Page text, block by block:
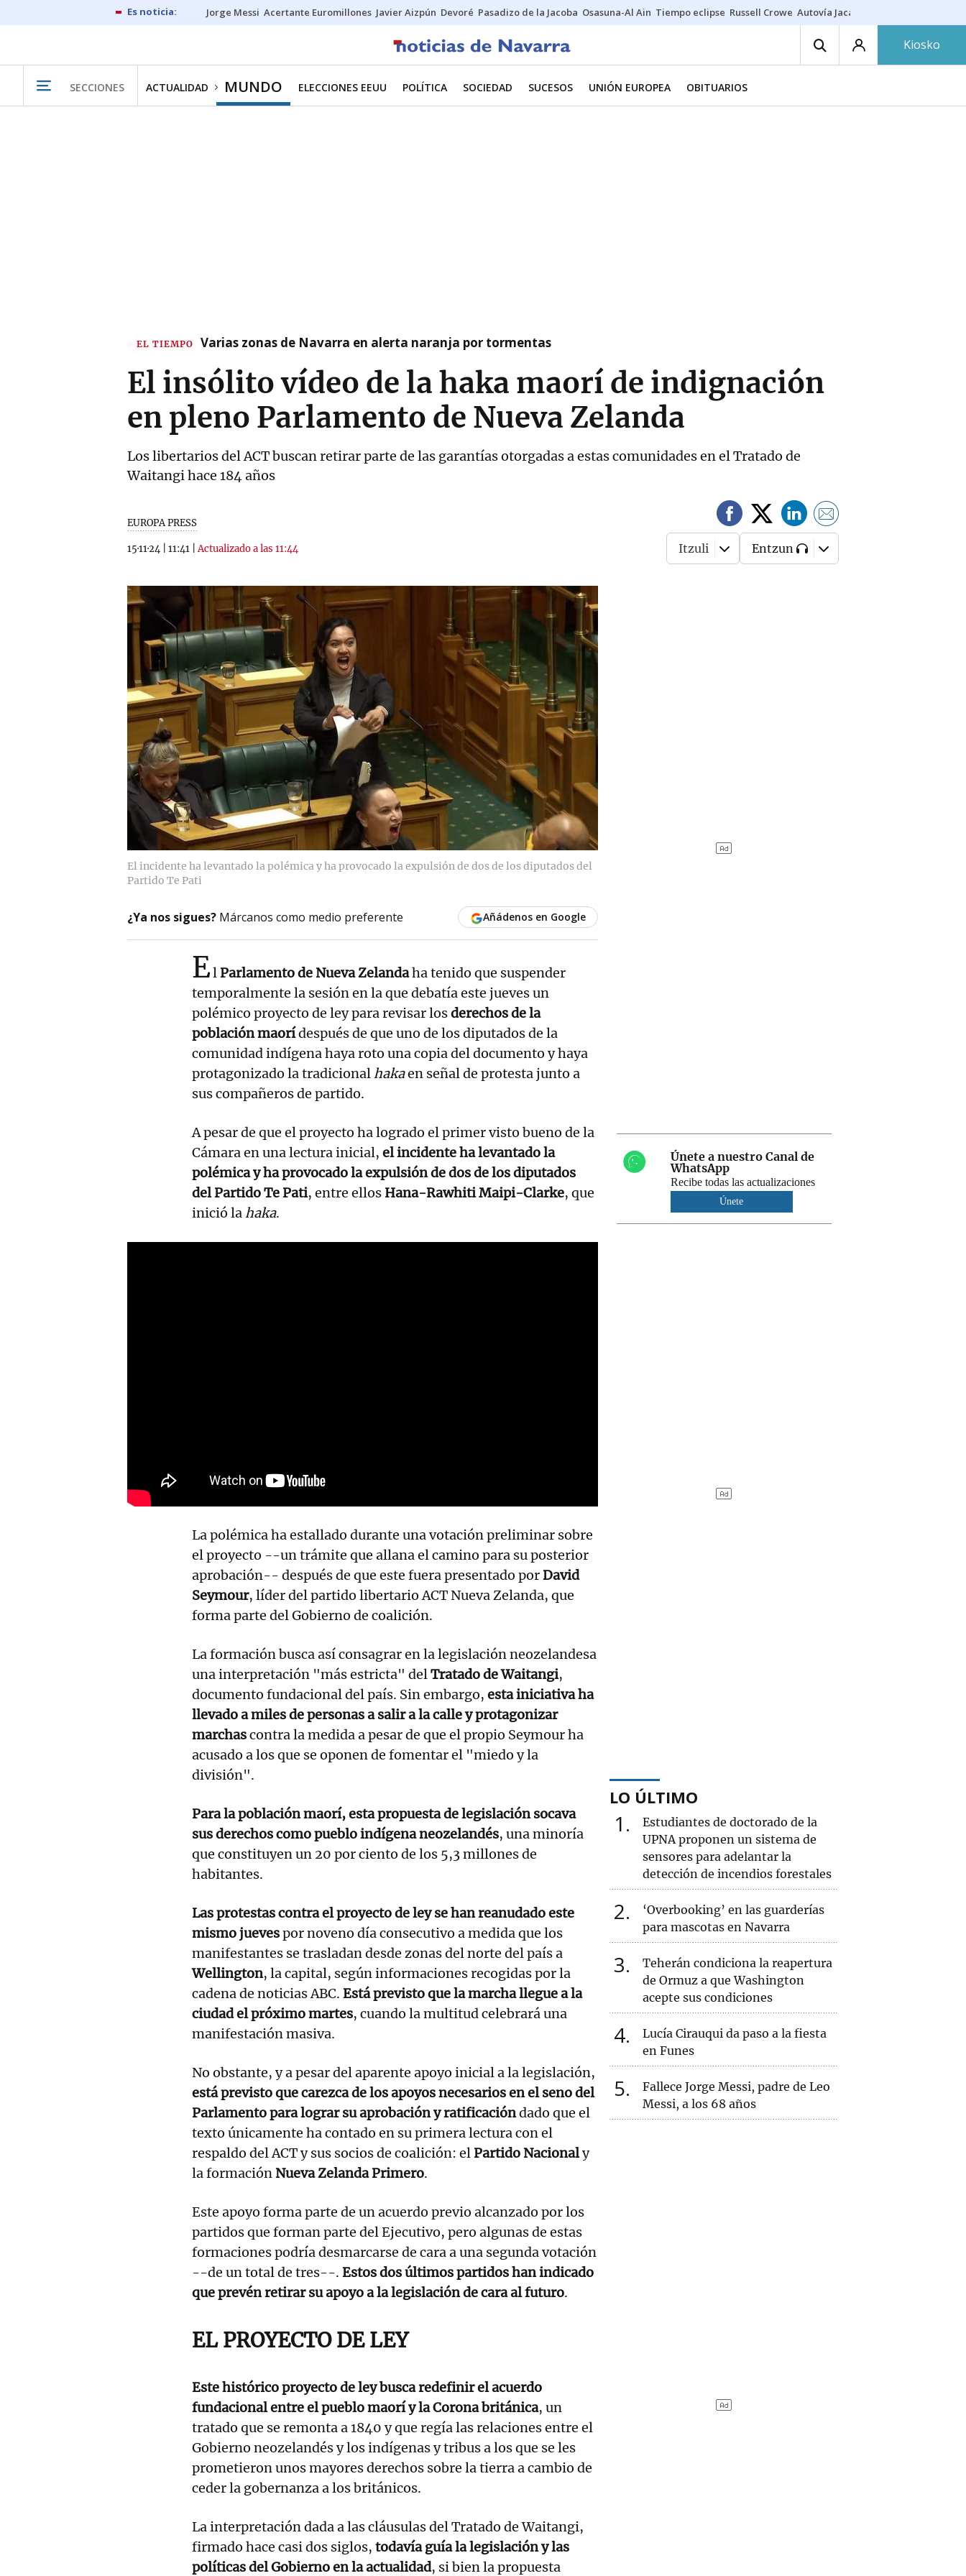
Jorge Messi Acertante Euromillones Javier Aizpún Devoré Pasadizo de la Jacoba Osasuna-Al Ain Tiempo eclipse Russell Crowe Autovía Jaca
Kiosko
SECCIONES ACTUALIDAD MUNDO ELECCIONES EEUU POLÍTICA SOCIEDAD SUCESOS UNIÓN EUROPEA OBITUARIOS
EL TIEMPO Varias zonas de Navarra en alerta naranja por tormentas
El insólito vídeo de la haka maorí de indignación
en pleno Parlamento de Nueva Zelanda
Los libertarios del ACT buscan retirar parte de las garantías otorgadas a estas comunidades en el Tratado de
Waitangi hace 184 años
EUROPA PRESS
15·11·24 11:41 |Actualizado a las 11:44 Itzuli Entzun
El incidente ha levantado la polémica y ha provocado la expulsión de dos de los diputados del
Partido Te Pati
¿Ya nos sigues? Márcanos como medio preferente Añádenos en Google
ElParlamento de Nueva Zelandaha tenido que suspender
temporalmente la sesión en la que debatía este jueves un
polémico proyecto de ley para revisar losderechos de la
población maorídespués de que uno de los diputados de la
comunidad indígena haya roto una copia del documento y haya
protagonizado la tradicionalhakaen señal de protesta junto a
sus compañeros de partido.
A pesar de que el proyecto ha logrado el primer visto bueno de la
Cámara en una lectura inicial, el incidente ha levantado la
polémica y ha provocado la expulsión de dos de los diputados
del Partido Te Pati, entre ellos Hana-Rawhiti Maipi-Clarke, que
inició lahaka.
La polémica ha estallado durante una votación preliminar sobre
el proyecto --un trámite que allana el camino para su posterior
aprobación-- después de que este fuera presentado porDavid
Seymour, líder del partido libertario ACT Nueva Zelanda, que
forma parte del Gobierno de coalición.
La formación busca así consagrar en la legislación neozelandesa
una interpretación "más estricta" delTratado de Waitangi,
documento fundacional del país. Sin embargo, esta iniciativa ha
llevado a miles de personas a salir a la calle y protagonizar
marchascontra la medida a pesar de que el propio Seymour ha
acusado a los que se oponen de fomentar el "miedo y la
división".
Para la población maorí, esta propuesta de legislación socava
sus derechos como pueblo indígena neozelandés, una minoría
que constituyen un 20 por ciento de los 5,3 millones de
habitantes.
Las protestas contra el proyecto de ley se han reanudado este
mismo juevespor noveno día consecutivo a medida que los
manifestantes se trasladan desde zonas del norte del país a
Wellington, la capital, según informaciones recogidas por la
cadena de noticias ABC. Está previsto que la marcha llegue a la
ciudad el próximo martes, cuando la multitud celebrará una
manifestación masiva.
No obstante, y a pesar del aparente apoyo inicial a la legislación,
está previsto que carezca de los apoyos necesarios en el seno del
Parlamento para lograr su aprobación y ratificacióndado que el
texto únicamente ha contado en su primera lectura con el
respaldo del ACT y sus socios de coalición: elPartido Nacionaly
la formación Nueva Zelanda Primero.
Este apoyo forma parte de un acuerdo previo alcanzado por los
partidos que forman parte del Ejecutivo, pero algunas de estas
formaciones podría desmarcarse de cara a una segunda votación
--de un total de tres--. Estos dos últimos partidos han indicado
que prevén retirar su apoyo a la legislación de cara al futuro.
EL PROYECTO DE LEY
Este histórico proyecto de ley busca redefinir el acuerdo
fundacional entre el pueblo maorí y la Corona británica, un
tratado que se remonta a 1840 y que regía las relaciones entre el
Gobierno neozelandés y los indígenas y tribus a los que se les
prometieron unos mayores derechos sobre la tierra a cambio de
ceder la gobernanza a los británicos.
La interpretación dada a las cláusulas del Tratado de Waitangi,
firmado hace casi dos siglos, todavía guía la legislación y las
políticas del Gobierno en la actualidad, si bien la propuesta
Únete a nuestro Canal de
WhatsApp
Recibe todas las actualizaciones
Únete
LO ÚLTIMO
1
Estudiantes de doctorado de la
UPNA proponen un sistema de
sensores para adelantar la
detección de incendios forestales
2
‘Overbooking’ en las guarderías
para mascotas en Navarra
3
Teherán condiciona la reapertura
de Ormuz a que Washington
acepte sus condiciones
4
Lucía Cirauqui da paso a la fiesta
en Funes
5
Fallece Jorge Messi, padre de Leo
Messi, a los 68 años